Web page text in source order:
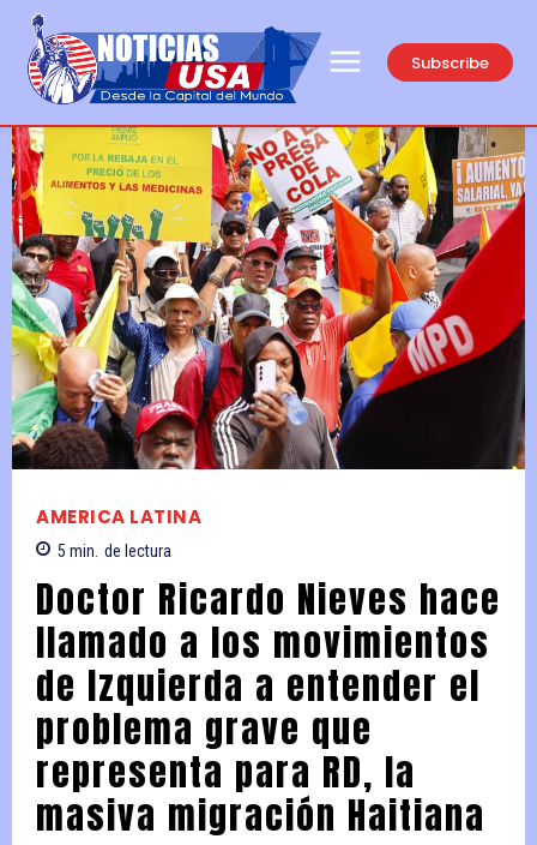
Subscribe
AMERICA LATINA
5 min. de lectura
Doctor Ricardo Nieves hace
llamado a los movimientos
de Izquierda a entender el
problema grave que
representa para RD, la
masiva migración Haitiana